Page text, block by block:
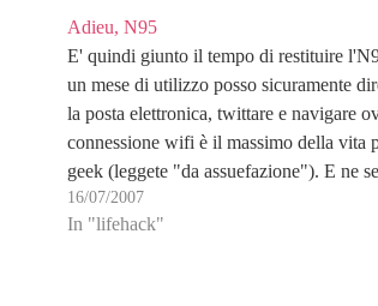
Adieu, N95
E' quindi giunto il tempo di restituire
un mese di utilizzo posso sicuramente
la posta elettronica, twittare e navigare
connessione wifi è il massimo della vita
geek (leggete "da assuefazione"). E ne
mancanza tornando al mio…
16/07/2007
In "lifehack"